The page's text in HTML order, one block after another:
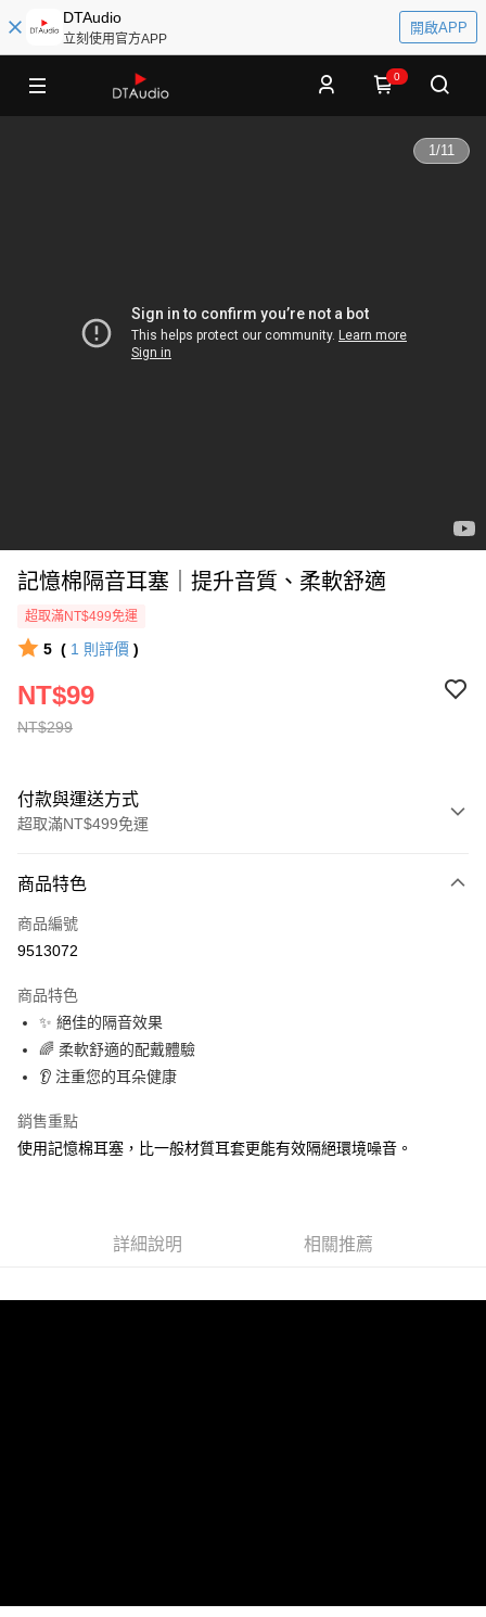
DTAudio
立刻使用官方APP
開啟APP
0
1/11
記憶棉隔音耳塞｜提升音質、柔軟舒適
超取滿NT$499免運
5 ( 1 則評價 )
NT$299
NT$99
付款與運送方式
超取滿NT$499免運
信用卡一次付款
超商取貨付款
Apple Pay
街口支付
Google Pay
商品特色
商品編號
9513072
商品特色
✨ 絕佳的隔音效果
🌈 柔軟舒適的配戴體驗
👂 注重您的耳朵健康
銷售重點
使用記憶棉耳塞，比一般材質耳套更能有效隔絕環境噪音。
詳細說明 相關推薦